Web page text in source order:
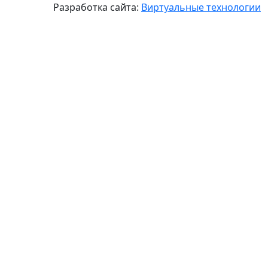
Разработка сайта: Виртуальные технологии